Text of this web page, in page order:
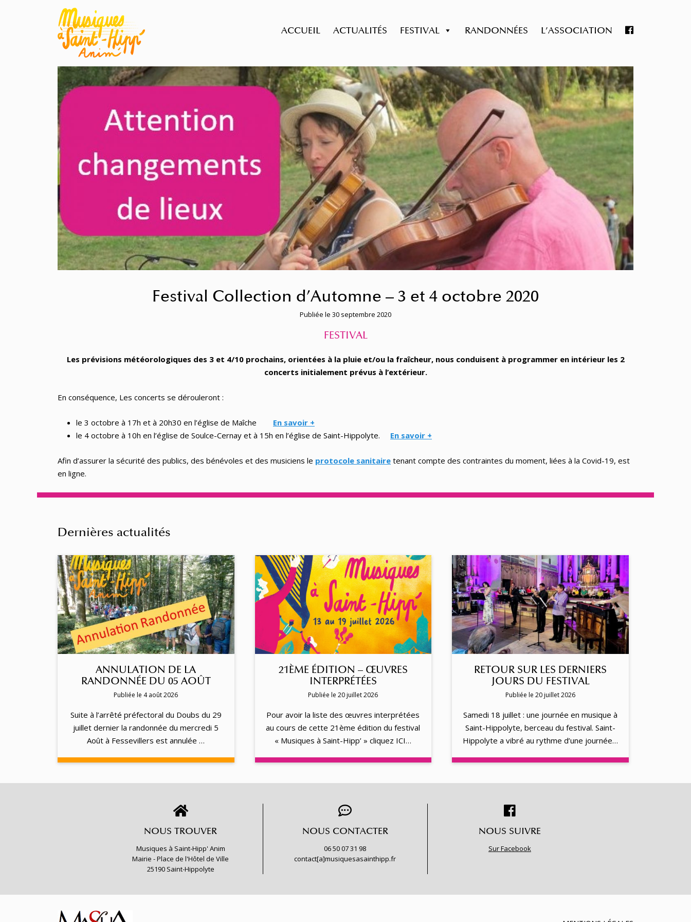
ACCUEIL ACTUALITÉS FESTIVAL RANDONNÉES L’ASSOCIATION
Festival Collection d’Automne – 3 et 4 octobre 2020
Publiée le 30 septembre 2020
FESTIVAL
Les prévisions météorologiques des 3 et 4/10 prochains, orientées à la pluie et/ou la fraîcheur, nous conduisent à programmer en intérieur les 2
concerts initialement prévus à l’extérieur.
En conséquence, Les concerts se dérouleront :
le 3 octobre à 17h et à 20h30 en l’église de Maîche
En savoir +
le 4 octobre à 10h en l’église de Soulce-Cernay et à 15h en l’église de Saint-Hippolyte. En savoir +
Afin d’assurer la sécurité des publics, des bénévoles et des musiciens le protocole sanitaire tenant compte des contraintes du moment, liées à la Covid-19, est
en ligne.
Dernières actualités
ANNULATION DE LA
RANDONNÉE DU 05 AOÛT
Publiée le 4 août 2026
Suite à l’arrêté préfectoral du Doubs du 29
juillet dernier la randonnée du mercredi 5
Août à Fessevillers est annulée …
21ÈME ÉDITION – ŒUVRES
INTERPRÉTÉES
Publiée le 20 juillet 2026
Pour avoir la liste des œuvres interprétées
au cours de cette 21ème édition du festival
« Musiques à Saint-Hipp’ » cliquez ICI…
RETOUR SUR LES DERNIERS
JOURS DU FESTIVAL
Publiée le 20 juillet 2026
Samedi 18 juillet : une journée en musique à
Saint-Hippolyte, berceau du festival. Saint-
Hippolyte a vibré au rythme d’une journée…
NOUS TROUVER
Musiques à Saint-Hipp' Anim
Mairie - Place de l'Hôtel de Ville
25190 Saint-Hippolyte
NOUS CONTACTER
06 50 07 31 98
contact[a]musiquesasainthipp.fr
NOUS SUIVRE
Sur Facebook